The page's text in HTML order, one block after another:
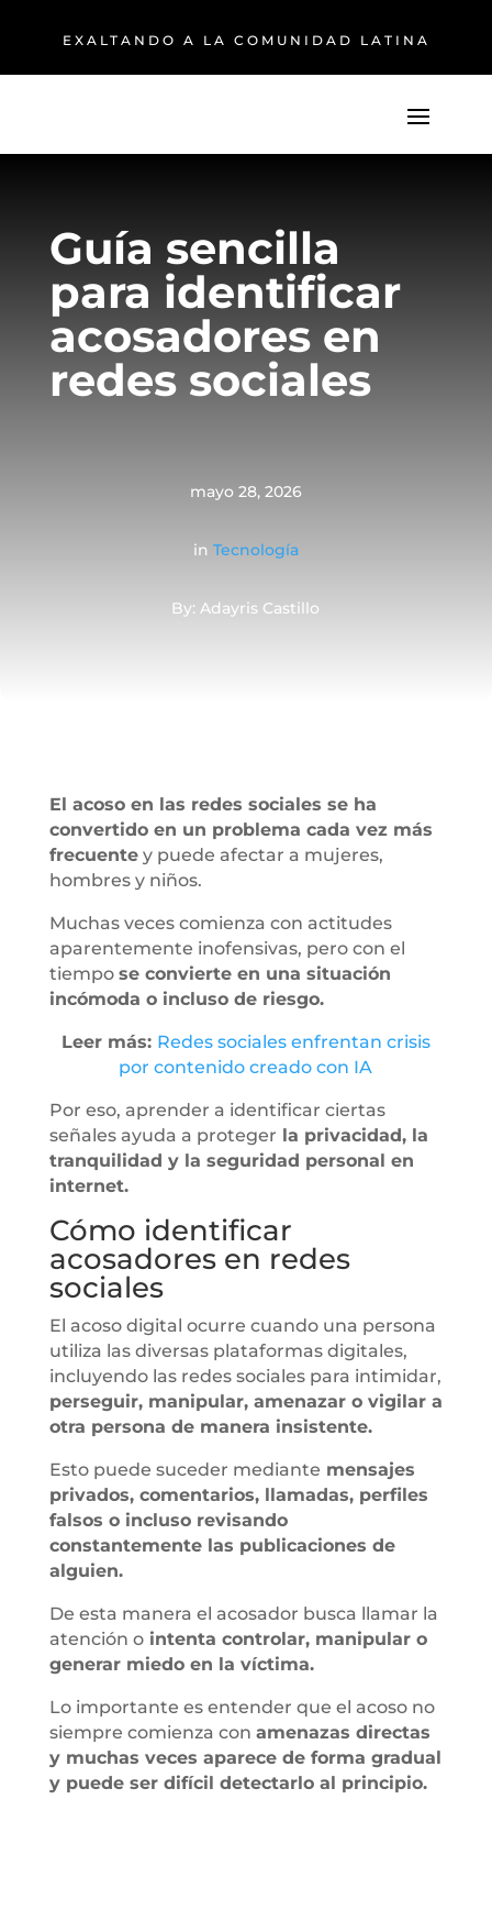
EXALTANDO A LA COMUNIDAD LATINA
Guía sencilla
para identificar
acosadores en
redes sociales
mayo 28, 2026
in Tecnología
By: Adayris Castillo
El acoso en las redes sociales se ha
convertido en un problema cada vez más
frecuentey puede afectar a mujeres,
hombres y niños.
Muchas veces comienza con actitudes
aparentemente inofensivas, pero con el
tiempo se convierte en una situación
incómoda o incluso de riesgo.
Leer más: Redes sociales enfrentan crisis
por contenido creado con IA
Por eso, aprender a identificar ciertas
señales ayuda a proteger la privacidad, la
tranquilidad y la seguridad personal en
internet.
Cómo identificar
acosadores en redes
sociales
El acoso digital ocurre cuando una persona
utiliza las diversas plataformas digitales,
incluyendo las redes sociales para intimidar,
perseguir, manipular, amenazar o vigilar a
otra persona de manera insistente.
Esto puede suceder mediante mensajes
privados, comentarios, llamadas, perfiles
falsos o incluso revisando
constantemente las publicaciones de
alguien.
De esta manera el acosador busca llamar la
atención ointenta controlar, manipular o
generar miedo en la víctima.
Lo importante es entender que el acoso no
siempre comienza con amenazas directas
y muchas veces aparece de forma gradual
y puede ser difícil detectarlo al principio.